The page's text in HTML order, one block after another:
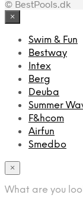
© BestPools.dk
×
Swim & Fun
Bestway
Intex
Berg
Deuba
Summer
F&hcom
Airfun
Smedbo
×
What are you